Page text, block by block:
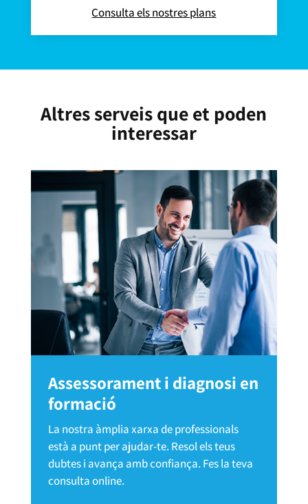
Consulta els nostres plans
Altres serveis que et poden
interessar
Assessorament i diagnosi en
formació
La nostra àmplia xarxa de professionals
està a punt per ajudar-te. Resol els teus
dubtes i avança amb confiança. Fes la teva
consulta online.